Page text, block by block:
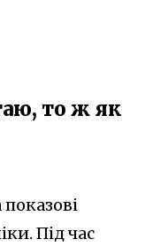
то ж як
Під час